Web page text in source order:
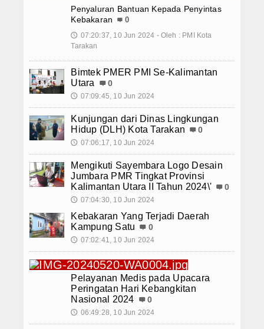
Penyaluran Bantuan Kepada Penyintas
Kebakaran
0
🕔 07:20:37, 10 Jun 2024 - Oleh : PMI Kota
Tarakan
Bimtek PMER PMI Se-Kalimantan
Utara
0
🕔 07:09:45, 10 Jun 2024
Kunjungan dari Dinas Lingkungan
Hidup (DLH) Kota Tarakan
0
🕔 07:06:17, 10 Jun 2024
Mengikuti Sayembara Logo Desain
Jumbara PMR Tingkat Provinsi
Kalimantan Utara II Tahun 2024\'
0
🕔 07:04:30, 10 Jun 2024
Kebakaran Yang Terjadi Daerah
Kampung Satu
0
🕔 07:02:41, 10 Jun 2024
Pelayanan Medis pada Upacara
Peringatan Hari Kebangkitan
Nasional 2024
0
🕔 06:49:28, 10 Jun 2024